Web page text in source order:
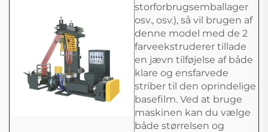
storforbrugsemballager
osv., osv.), så vil brugen af
denne model med de 2
farveekstruderer tillade
en jævn tilføjelse af både
klare og ensfarvede
striber til den oprindelige
basefilm. Ved at bruge
maskinen kan du vælge
både størrelsen og